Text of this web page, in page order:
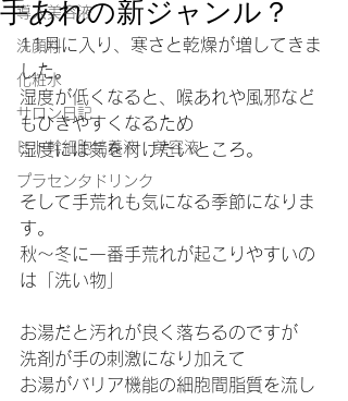
導入美容液
洗顔料
化粧水
サロン日記
ヒト幹細胞培養液 美容液
プラセンタドリンク
手あれの新ジャンル？
11月に入り、寒さと乾燥が増してきま
した。
湿度が低くなると、喉あれや風邪など
もひきやすくなるため
湿度には気を付けたいところ。
そして手荒れも気になる季節になりま
す。
秋～冬に一番手荒れが起こりやすいの
は「洗い物」
お湯だと汚れが良く落ちるのですが
洗剤が手の刺激になり加えて
お湯がバリア機能の細胞間脂質を流し